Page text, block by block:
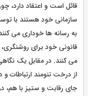
قائل است و اعتقاد دارد،
سازمانی خود هستند با
به رسانه ها خوداری می
قانونی خود برای
می کنند. در مقابل یک
از درخت تنومند ارتباطات
جای رقابت و ستیز با